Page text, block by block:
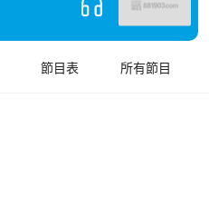
節目表 所有節目